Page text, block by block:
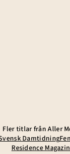
Fler titlar från Aller
Damtidning
Residence